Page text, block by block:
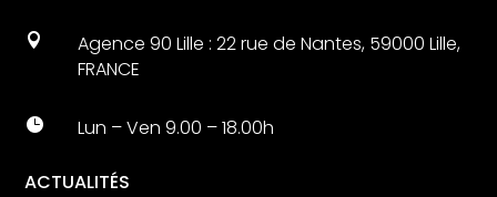

Agence 90 Lille : 22 rue de Nantes, 59000 Lille,
FRANCE
 Lun – Ven 9.00 – 18.00h
ACTUALITÉS